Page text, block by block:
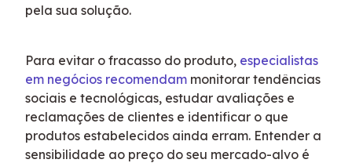
pela sua solução.
Para evitar o fracasso do produto, especialistas
em negócios recomendam monitorar tendências
sociais e tecnológicas, estudar avaliações e
reclamações de clientes e identificar o que
produtos estabelecidos ainda erram. Entender a
sensibilidade ao preço do seu mercado-alvo é